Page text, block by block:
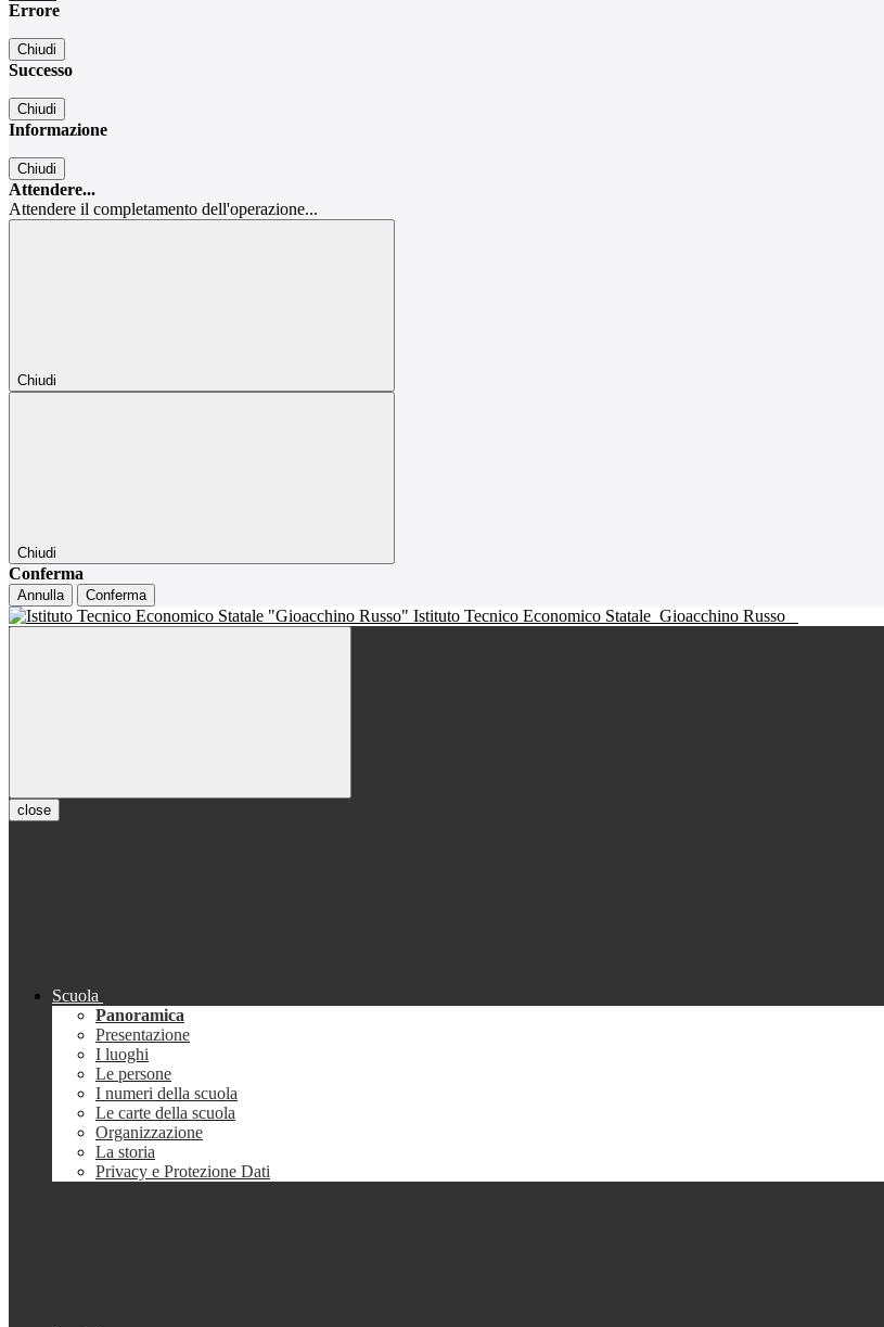
Errore
Chiudi
Successo
Chiudi
Informazione
Chiudi
Attendere...
Attendere il completamento dell'operazione...
Chiudi
Chiudi
Conferma
Annulla Conferma
Istituto Tecnico Economico Statale Gioacchino Russo
close
Scuola
Panoramica
Presentazione
I luoghi
Le persone
I numeri della scuola
Le carte della scuola
Organizzazione
La storia
Privacy e Protezione Dati